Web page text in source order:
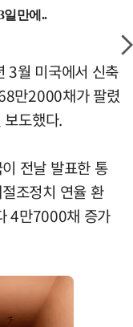
3월 미국에서 신축
만2000채가 팔렸
도했다.
전날 발표한 통
조정치 연율 환
4만7000채 증가